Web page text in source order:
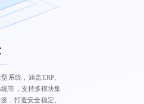
系统，涵盖ERP、
等，支持多模块集
，打造安全稳定、